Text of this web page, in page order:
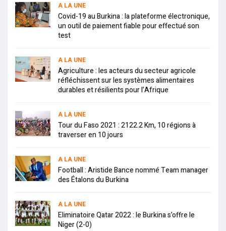
A LA UNE
Covid-19 au Burkina : la plateforme électronique,
un outil de paiement fiable pour effectué son
test
A LA UNE
Agriculture : les acteurs du secteur agricole
réfléchissent sur les systèmes alimentaires
durables et résilients pour l’Afrique
A LA UNE
Tour du Faso 2021 : 2122.2 Km, 10 régions à
traverser en 10 jours
A LA UNE
Football : Aristide Bance nommé Team manager
des Étalons du Burkina
A LA UNE
Eliminatoire Qatar 2022 : le Burkina s’offre le
Niger (2-0)